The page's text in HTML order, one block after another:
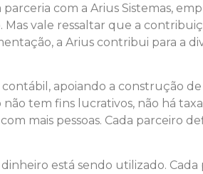
com a Arius Sistemas,
vale ressaltar que a
a Arius contribui para a
apoiando a construção
tem fins lucrativos, não há
mais pessoas. Cada parceiro
está sendo utilizado. Cada